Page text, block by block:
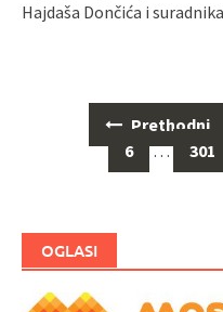
Hajdaša Dončića i
Navigacija
Prethodni
6
… 301
OGLASI